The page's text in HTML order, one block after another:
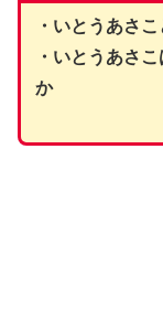
・いとうあさ
・いとうあさ
か